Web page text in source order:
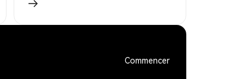
Commencer